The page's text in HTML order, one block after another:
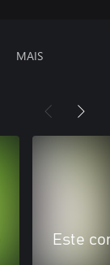
MAIS
Este